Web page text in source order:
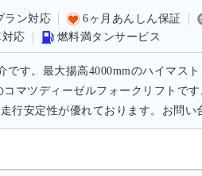
ラン対応 6ヶ月あんしん保証
応 燃料満タンサービス
す。最大揚高4000mmのハイマス
マツディーゼルフォークリフトで
行安定性が優れております。お問い